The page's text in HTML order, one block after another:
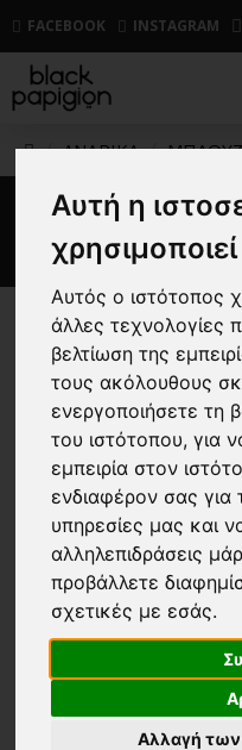
Αυτή η
Αυτός ο ιστότοπος
άλλες τεχνολογίες
βελτίωση της
τους ακόλουθους
ενεργοποιήσετε τη
του ιστότοπου,για
εμπειρία στον
ενδιαφέρον σας για
υπηρεσίες μας και
αλληλεπιδράσεις
προβάλλετε
σχετικές με εσάς.
Αλλαγή
FACEBOOK INSTAGRAM
ΑΝΔΡΙΚΑ
T-shirt